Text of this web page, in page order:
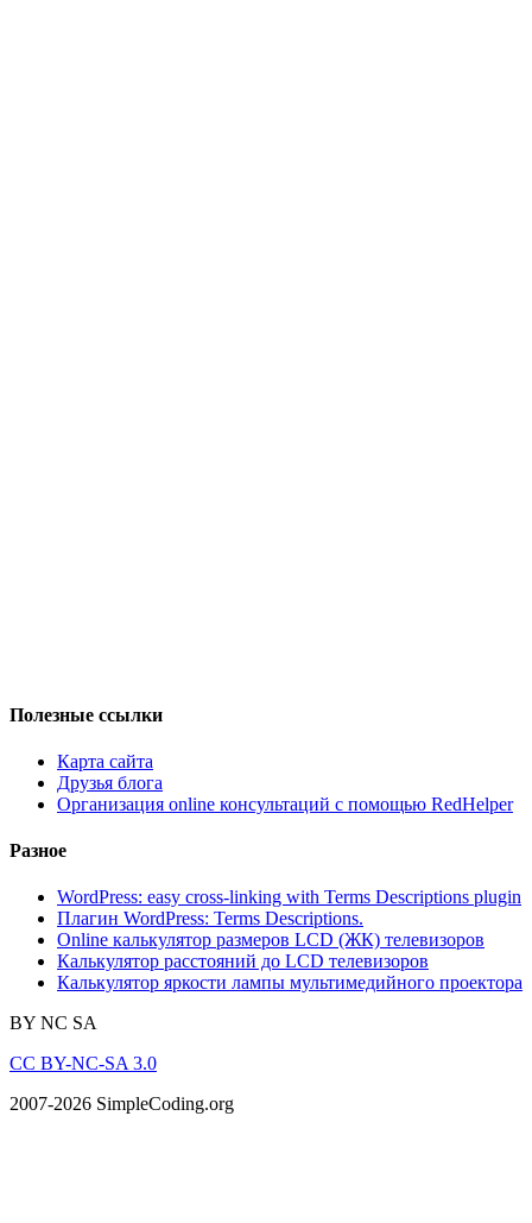
Полезные ссылки
Карта сайта
Друзья блога
Организация online консультаций с помощью RedHelper
Разное
WordPress: easy cross-linking with Terms Descriptions plugin
Плагин WordPress: Terms Descriptions.
Online калькулятор размеров LCD (ЖК) телевизоров
Калькулятор расстояний до LCD телевизоров
Калькулятор яркости лампы мультимедийного проектора
BY NC SA
CC BY-NC-SA 3.0
2007-2026 SimpleCoding.org